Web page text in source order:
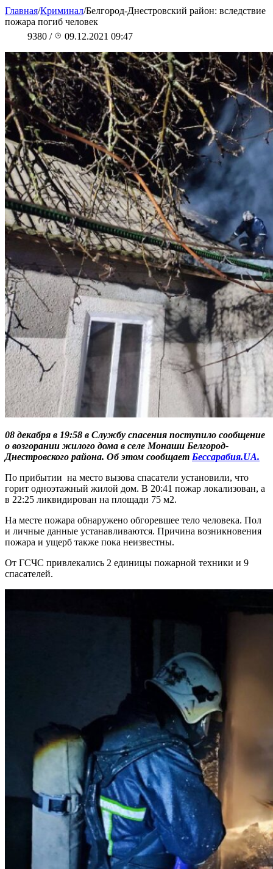
Главная/Криминал/Белгород-Днестровский район: вследствие
пожара погиб человек
9380 / 09.12.2021 09:47
08 декабря в 19:58 в Службу спасения поступило сообщение
о возгорании жилого дома в селе Монаши Белгород-
Днестровского района. Об этом сообщает Бессарабия.UA.
По прибытии на место вызова спасатели установили, что
горит одноэтажный жилой дом. В 20:41 пожар локализован, а
в 22:25 ликвидирован на площади 75 м2.
На месте пожара обнаружено обгоревшее тело человека. Пол
и личные данные устанавливаются. Причина возникновения
пожара и ущерб также пока неизвестны.
От ГСЧС привлекались 2 единицы пожарной техники и 9
спасателей.